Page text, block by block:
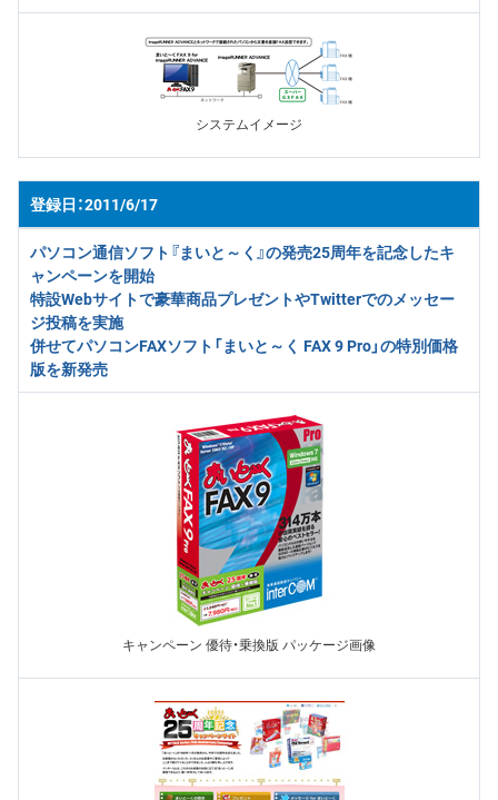
システムイメージ
2011/6/17
パソコン通信ソフト『まいと～く』の発売25周年を記念したキ
ャンペーンを開始
特設Webサイトで豪華商品プレゼントやTwitterでのメッセー
ジ投稿を実施
併せてパソコンFAXソフト「まいと～く FAX 9 Pro」の特別価格
版を新発売
キャンペーン 優待・乗換版 パッケージ画像